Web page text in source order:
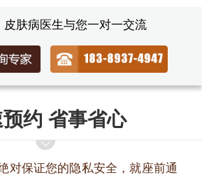
皮肤病医生与您一对一交流
约 省事省心
对保证您的隐私安全，就座前通